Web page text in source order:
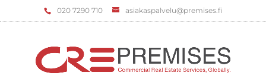
‌020 7290 710 asiakaspalvelu@premises.fi